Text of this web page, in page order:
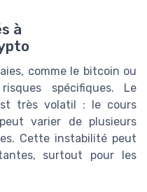
à
comme le bitcoin ou
spécifiques. Le
très volatil : le cours
varier de plusieurs
Cette instabilité peut
surtout pour les